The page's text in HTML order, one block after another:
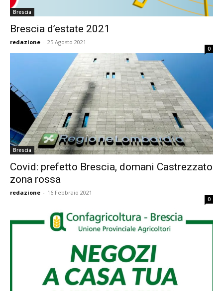
Brescia
Brescia d’estate 2021
redazione - 25 Agosto 2021
0
Brescia
Covid: prefetto Brescia, domani Castrezzato
zona rossa
redazione - 16 Febbraio 2021
0